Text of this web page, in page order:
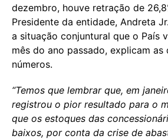
dezembro, houve retração de
Presidente da entidade, Andreta
a situação conjuntural que o País
mês do ano passado, explicam as
números.
“Temos que lembrar que, em
registrou o pior resultado para o
que os estoques das
baixos, por conta da crise de